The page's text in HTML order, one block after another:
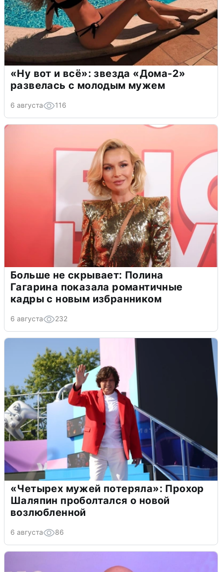
«Ну вот и всё»: звезда «Дома-2»
развелась с молодым мужем
6 августа 116
Больше не скрывает: Полина
Гагарина показала романтичные
кадры с новым избранником
6 августа 232
«Четырех мужей потеряла»: Прохор
Шаляпин проболтался о новой
возлюбленной
6 августа 86